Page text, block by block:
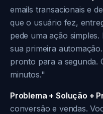
emails transacionais e
que o usuário fez,
pede uma ação
sua primeira
pronto para a segunda.
minutos."
Problema + Solução +
conversão e vendas.